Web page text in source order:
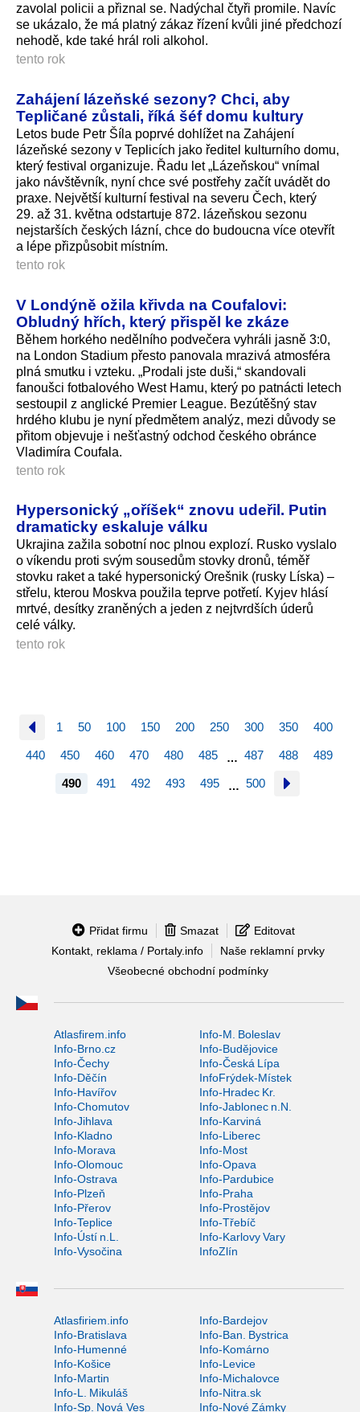
zavolal policii a přiznal se. Nadýchal čtyři promile. Navíc
se ukázalo, že má platný zákaz řízení kvůli jiné předchozí
nehodě, kde také hrál roli alkohol.
tento rok
Zahájení lázeňské sezony? Chci, aby
Tepličané zůstali, říká šéf domu kultury
Letos bude Petr Šíla poprvé dohlížet na Zahájení
lázeňské sezony v Teplicích jako ředitel kulturního domu,
který festival organizuje. Řadu let „Lázeňskou“ vnímal
jako návštěvník, nyní chce své postřehy začít uvádět do
praxe. Největší kulturní festival na severu Čech, který
29. až 31. května odstartuje 872. lázeňskou sezonu
nejstarších českých lázní, chce do budoucna více otevřít
a lépe přizpůsobit místním.
tento rok
V Londýně ožila křivda na Coufalovi:
Obludný hřích, který přispěl ke zkáze
Během horkého nedělního podvečera vyhráli jasně 3:0,
na London Stadium přesto panovala mrazivá atmosféra
plná smutku i vzteku. „Prodali jste duši,“ skandovali
fanoušci fotbalového West Hamu, který po patnácti letech
sestoupil z anglické Premier League. Bezútěšný stav
hrdého klubu je nyní předmětem analýz, mezi důvody se
přitom objevuje i nešťastný odchod českého obránce
Vladimíra Coufala.
tento rok
Hypersonický „oříšek“ znovu udeřil. Putin
dramaticky eskaluje válku
Ukrajina zažila sobotní noc plnou explozí. Rusko vyslalo
o víkendu proti svým sousedům stovky dronů, téměř
stovku raket a také hypersonický Orešnik (rusky Líska) –
střelu, kterou Moskva použila teprve potřetí. Kyjev hlásí
mrtvé, desítky zraněných a jeden z nejtvrdších úderů
celé války.
tento rok
1 50 100 150 200 250 300 350 400
440 450 460 470 480 485 … 487 488 489
490 491 492 493 495 … 500
Přidat firmu Smazat
Editovat
Kontakt, reklama / Portaly.info
Naše reklamní prvky
Všeobecné obchodní podmínky
Atlasfirem.info
Info-M. Boleslav
Info-Brno.cz
Info-Budějovice
Info-Čechy
Info-Česká Lípa
Info-Děčín
InfoFrýdek-Místek
Info-Havířov
Info-Hradec Kr.
Info-Chomutov
Info-Jablonec n.N.
Info-Jihlava
Info-Karviná
Info-Kladno
Info-Liberec
Info-Morava
Info-Most
Info-Olomouc
Info-Opava
Info-Ostrava
Info-Pardubice
Info-Plzeň
Info-Praha
Info-Přerov
Info-Prostějov
Info-Teplice
Info-Třebíč
Info-Ústí n.L.
Info-Karlovy Vary
Info-Vysočina
InfoZlín
Atlasfiriem.info
Info-Bardejov
Info-Bratislava
Info-Ban. Bystrica
Info-Humenné
Info-Komárno
Info-Košice
Info-Levice
Info-Martin
Info-Michalovce
Info-L. Mikuláš
Info-Nitra.sk
Info-Sp. Nová Ves
Info-Nové Zámky